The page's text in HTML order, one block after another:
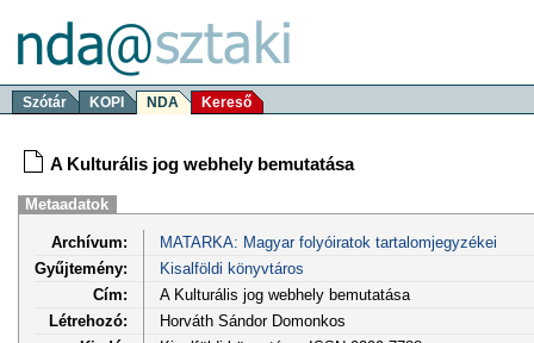
Szótár KOPI NDA Kereső
A Kulturális jog webhely bemutatása
Metaadatok
Archívum:
MATARKA: Magyar folyóiratok tartalomjegyzékei
Gyűjtemény:
Kisalföldi könyvtáros
Cím:
A Kulturális jog webhely bemutatása
Létrehozó:
Horváth Sándor Domonkos